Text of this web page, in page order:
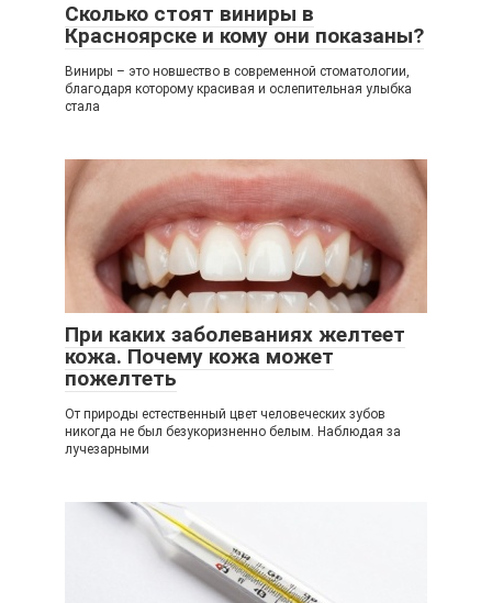
Сколько стоят виниры в
Красноярске и кому они показаны?
Виниры – это новшество в современной стоматологии,
благодаря которому красивая и ослепительная улыбка
стала
При каких заболеваниях желтеет
кожа. Почему кожа может
пожелтеть
От природы естественный цвет человеческих зубов
никогда не был безукоризненно белым. Наблюдая за
лучезарными